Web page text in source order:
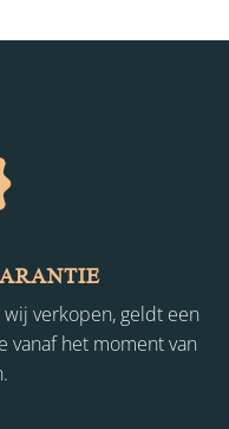
verkopen, geldt een
vanaf het moment van